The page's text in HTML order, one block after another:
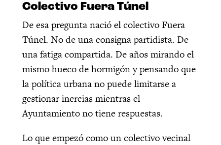
Colectivo Fuera Túnel
De esa pregunta nació el colectivo Fuera
Túnel. No de una consigna partidista. De
una fatiga compartida. De años mirando el
mismo hueco de hormigón y pensando que
la política urbana no puede limitarse a
gestionar inercias mientras el
Ayuntamiento no tiene respuestas.
Lo que empezó como un colectivo vecinal